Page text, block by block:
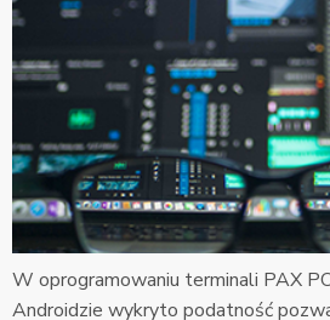
W oprogramowaniu terminali PAX
Androidzie wykryto podatność